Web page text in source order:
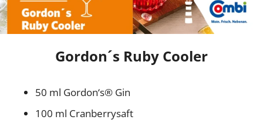
Gordon´s Ruby Cooler
50 ml Gordon‘s® Gin
100 ml Cranberrysaft